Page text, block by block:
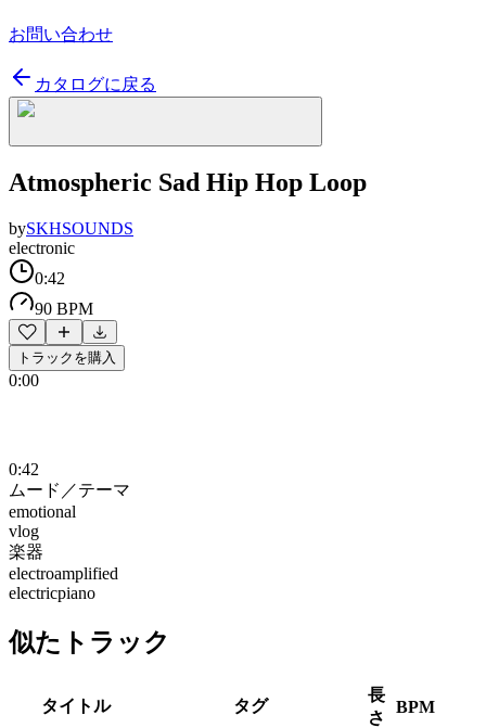
お問い合わせ
カタログに戻る
Atmospheric Sad Hip Hop Loop
bySKHSOUNDS
electronic
0:42
90 BPM
トラックを購入
0:00
0:42
ムード／テーマ
emotional
vlog
楽器
electroamplified
electricpiano
似たトラック
タイトル タグ
長
さ
BPM